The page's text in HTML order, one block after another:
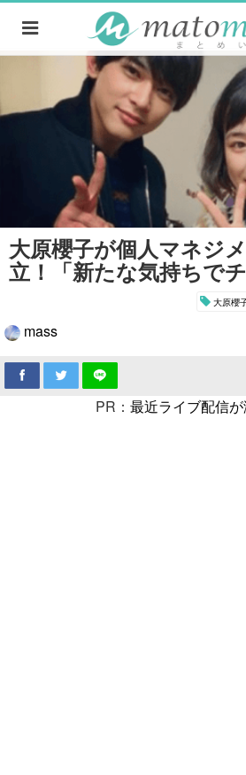
大原櫻子が個人マネジ
立！「新たな気持ちで
大原櫻
mass
PR： 最近ライブ配信